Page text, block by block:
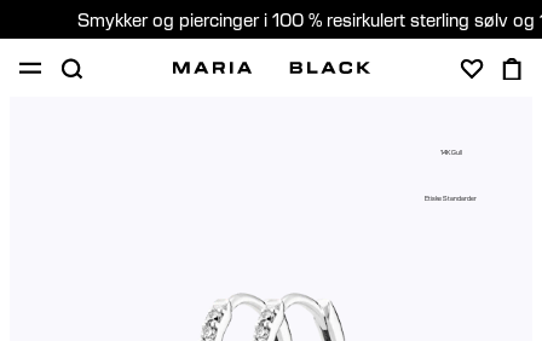
Smykker og piercinger i 100 % resirkulert sterling sølv og
14K Gull
Etiske Standarder